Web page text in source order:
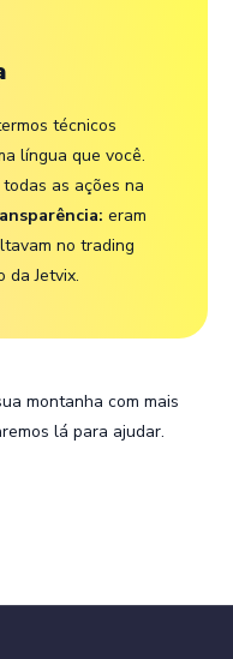
técnicos
língua que você.
as ações na
eram
no trading
da Jetvix.
montanha com mais
lá para ajudar.